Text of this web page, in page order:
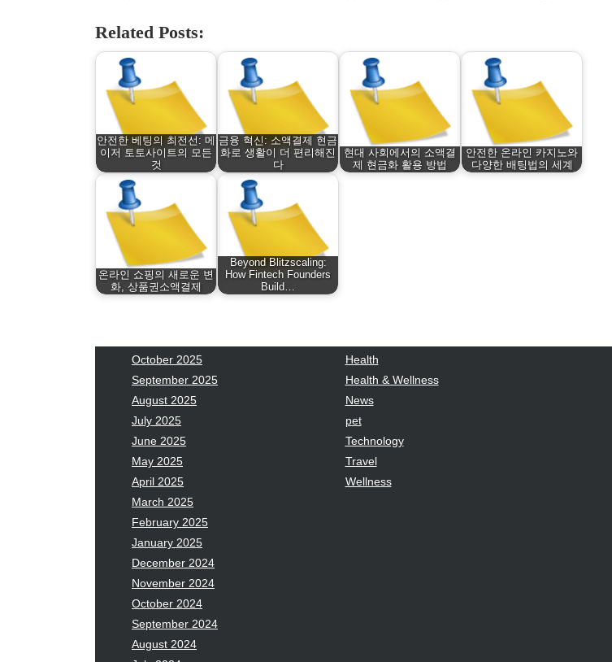
Related Posts:
안전한 베팅의 최전선: 메
이저 토토사이트의 모든
것
금융 혁신: 소액결제 현금
화로 생활이 더 편리해진
다
현대 사회에서의 소액결
제 현금화 활용 방법
안전한 온라인 카지노와
다양한 배팅법의 세계
온라인 쇼핑의 새로운 변
화, 상품권소액결제
Beyond Blitzscaling:
How Fintech Founders
Build…
August 2026
July 2026
June 2026
May 2026
March 2026
February 2026
January 2026
October 2025
September 2025
August 2025
July 2025
June 2025
May 2025
April 2025
March 2025
February 2025
January 2025
December 2024
November 2024
October 2024
September 2024
August 2024
Categories
Automotive
beauty
Health
Health & Wellness
News
pet
Technology
Travel
Wellness